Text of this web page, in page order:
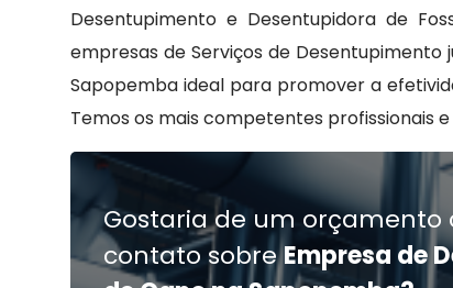
Desentupimento e Desentupidora de
empresas de Serviços de
Sapopemba ideal para promover a
Temos os mais competentes profissionais
Gostaria de um orçamento
contato sobreEmpresa de